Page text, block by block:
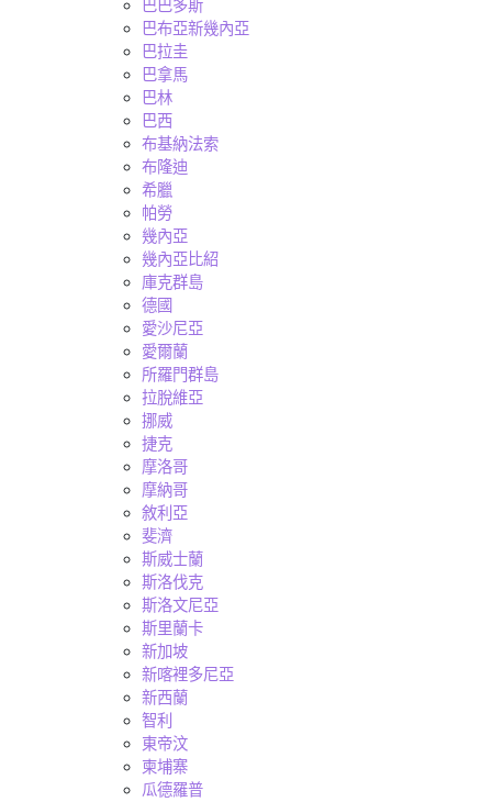
巴巴多斯
巴布亞新幾內亞
巴拉圭
巴拿馬
巴林
巴西
布基納法索
布隆迪
希臘
帕勞
幾內亞
幾內亞比紹
庫克群島
德國
愛沙尼亞
愛爾蘭
所羅門群島
拉脫維亞
挪威
捷克
摩洛哥
摩納哥
敘利亞
斐濟
斯威士蘭
斯洛伐克
斯洛文尼亞
斯里蘭卡
新加坡
新喀裡多尼亞
新西蘭
智利
東帝汶
柬埔寨
瓜德羅普